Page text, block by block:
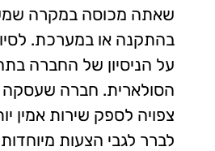
שאתה מכוסה במקרה
בהתקנה או במערכת.
על הניסיון של החברה
הסולארית. חברה שעסקה
צפויה לספק שירות אמין
לברר לגבי הצעות